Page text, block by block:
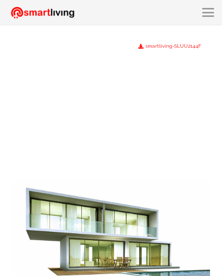
smartliving-SLUU2144F